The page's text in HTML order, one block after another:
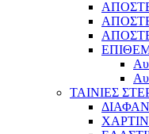
ΤΑΙΝΙΕΣ